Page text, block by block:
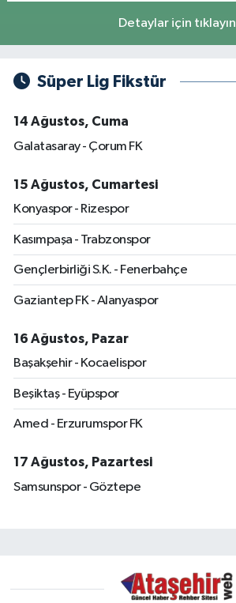
Detaylar için tıklayın
Süper Lig Fikstür
14 Ağustos, Cuma
Galatasaray - Çorum FK
15 Ağustos, Cumartesi
Konyaspor - Rizespor
Kasımpaşa - Trabzonspor
Gençlerbirliği S.K. - Fenerbahçe
Gaziantep FK - Alanyaspor
16 Ağustos, Pazar
Başakşehir - Kocaelispor
Beşiktaş - Eyüpspor
Amed - Erzurumspor FK
17 Ağustos, Pazartesi
Samsunspor - Göztepe